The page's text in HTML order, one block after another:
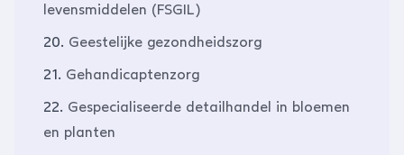
levensmiddelen (FSGIL)
20. Geestelijke gezondheidszorg
21. Gehandicaptenzorg
22. Gespecialiseerde detailhandel in bloemen
en planten